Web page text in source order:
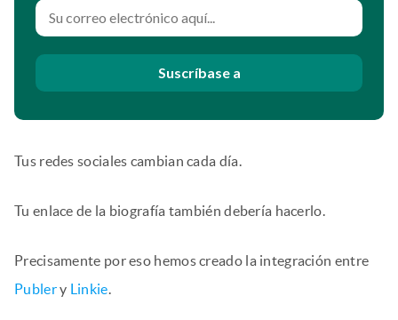
Suscríbase a
Tus redes sociales cambian cada día.
Tu enlace de la biografía también debería hacerlo.
Precisamente por eso hemos creado la integración entre
Publery Linkie.